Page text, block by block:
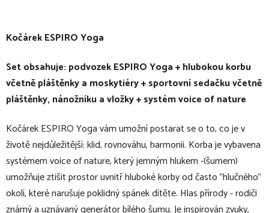
Kočárek ESPIRO Yoga
Set obsahuje: podvozek ESPIRO Yoga + hlubokou korbu
včetně pláštěnky a moskytiéry + sportovní sedačku včetně
pláštěnky, nánožníku a vložky + systém voice of nature
Kočárek ESPIRO Yoga vám umožní postarat se o to, co je v
životě nejdůležitější: klid, rovnováhu, harmonii. Korba je vybavena
systémem voice of nature, který jemným hlukem -(šumem)
umožňuje ztišit prostor uvnitř hluboké korby od často "hlučného"
okolí, které narušuje poklidný spánek dítěte. Hlas přírody - rodiči
známý a uznávaný generátor bílého šumu. Je inspirován zvuky,